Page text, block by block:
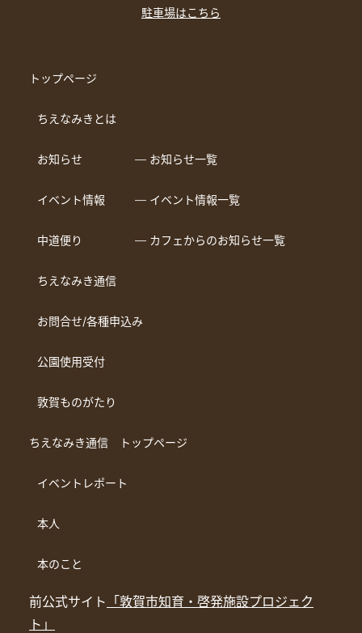
駐車場はこちら
トップページ
ちえなみきとは
お知らせ ― お知らせ一覧
イベント情報 ― イベント情報一覧
中道便り ― カフェからのお知らせ一覧
ちえなみき通信
お問合せ/各種申込み
公園使用受付
敦賀ものがたり
ちえなみき通信 トップページ
イベントレポート
本人
本のこと
前公式サイト 「敦賀市知育・啓発施設プロジェク
ト」